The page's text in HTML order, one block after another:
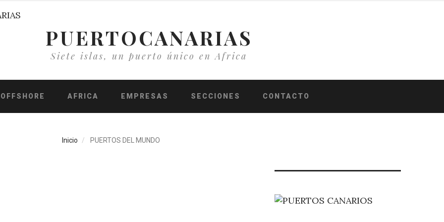
PUERTOCANARIAS
Siete islas, un puerto único en Africa
OFFSHORE AFRICA EMPRESAS SECCIONES CONTACTO
Inicio PUERTOS DEL MUNDO